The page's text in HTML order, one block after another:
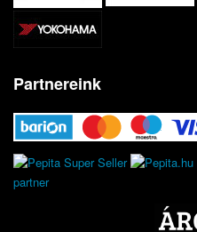
Partnereink
partner